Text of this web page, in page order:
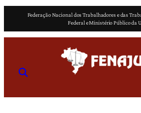
o
Federação Nacional dos Trabalhadores e das
Federal e Ministério Público da